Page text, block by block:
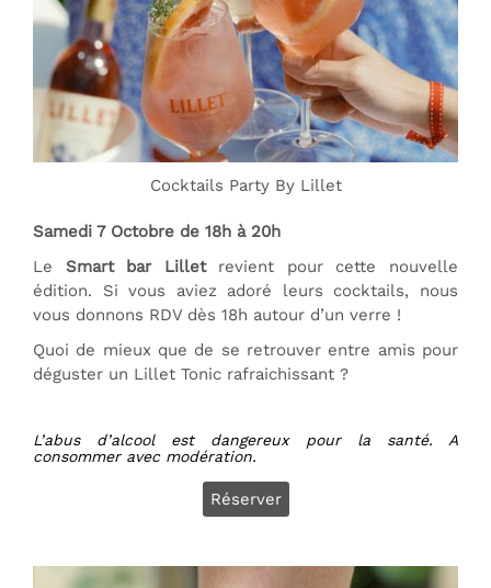
Cocktails Party By Lillet
Samedi 7 Octobre de 18h à 20h
Le Smart bar Lilletrevient pour cette nouvelle
édition. Si vous aviez adoré leurs cocktails, nous
vous donnons RDV dès 18h autour d’un verre !
Quoi de mieux que de se retrouver entre amis pour
déguster un Lillet Tonic rafraichissant ?
L’abus d’alcool est dangereux pour la santé. A
consommer avec modération.
Réserver